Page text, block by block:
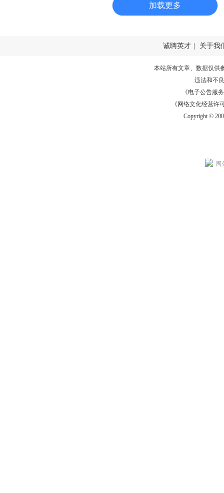
加载更多
诚聘英才 关于我
本站所有文章、数据仅供
违法和不
《电子公告服务
《网络文化经营许
Copyright ©
闽